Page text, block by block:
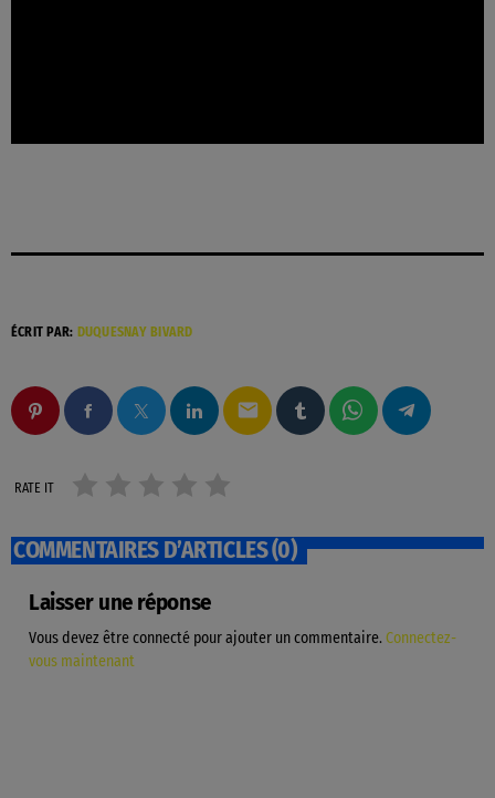
ÉCRIT PAR: DUQUESNAY BIVARD
email
RATE IT
COMMENTAIRES D’ARTICLES (0)
Laisser une réponse
Vous devez être connecté pour ajouter un commentaire. Connectez-
vous maintenant